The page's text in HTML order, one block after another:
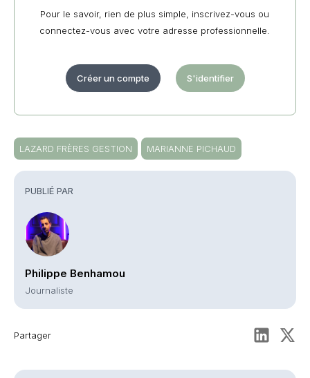
PUBLIÉ PAR
Philippe Benhamou
Journaliste
Partager
Pour le savoir, rien de plus simple, inscrivez-vous ou
connectez-vous avec votre adresse professionnelle.
Créer un compte S'identifier
LAZARD FRÈRES GESTION MARIANNE PICHAUD